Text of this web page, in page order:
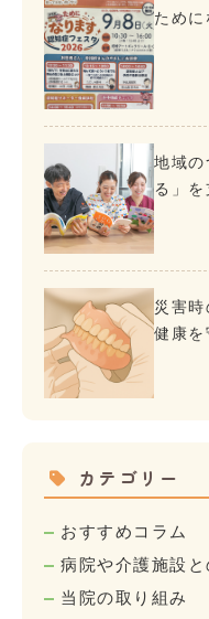
ため
地域の
る」を
災害
健康を
カテゴリー
おすすめコラム
病院や介護施設と
当院の取り組み